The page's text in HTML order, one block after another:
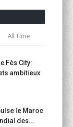
All Time
Fès City:
ambitieux
le Maroc
des...